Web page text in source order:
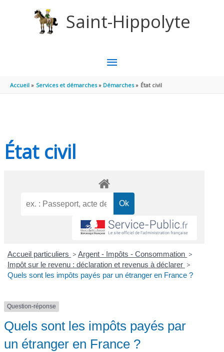
Saint-Hippolyte
MENU
PRINCIPAL
Accueil Services et démarches Démarches État civil
État civil
Accueil particuliers > Argent - Impôts - Consommation >
Impôt sur le revenu : déclaration et revenus à déclarer >
Quels sont les impôts payés par un étranger en France ?
Question-réponse
Quels sont les impôts payés par
un étranger en France ?